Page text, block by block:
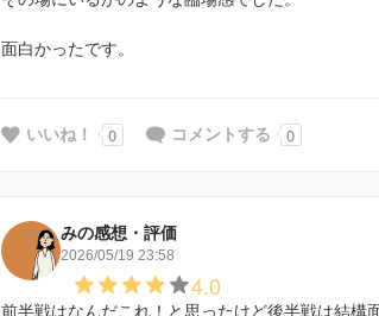
面白かったです。
いいね！ 0 コメントする 0
みの感想・評価
2026/05/19 23:58
4.0
前半戦はなんだこれ！と思ったけど後半戦は結構